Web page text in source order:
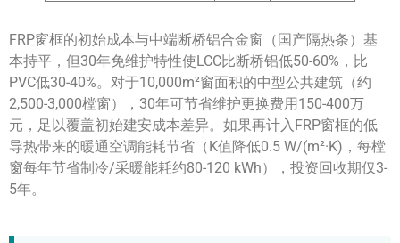
FRP窗框的初始成本与中端断桥铝合金窗（国产隔热条）基
本持平，但30年免维护特性使LCC比断桥铝低50-60%，比
PVC低30-40%。对于10,000m²窗面积的中型公共建筑（约
2,500-3,000樘窗），30年可节省维护更换费用150-400万
元，足以覆盖初始建安成本差异。如果再计入FRP窗框的低
导热带来的暖通空调能耗节省（K值降低0.5 W/(m²·K)，每樘
窗每年节省制冷/采暖能耗约80-120 kWh），投资回收期仅3-
5年。